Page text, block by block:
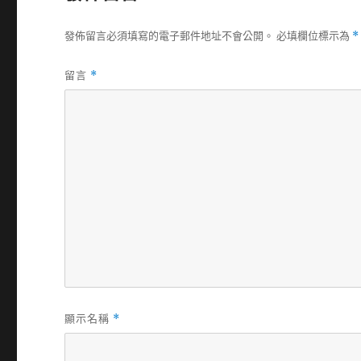
發佈留言必須填寫的電子郵件地址不會公開。 必填欄位標示為 *
留言 *
顯示名稱 *